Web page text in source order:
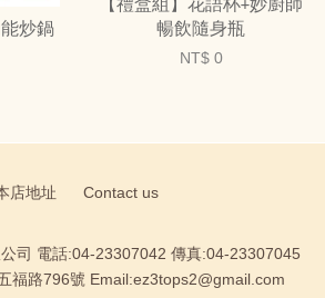
炒鍋
【禮盒組】花語杯+妙廚師
暢飲隨身瓶
NT$ 0
店地址 Contact us
司 電話:04-23307042 傳真:04-23307045
福路796號 Email:ez3tops2@gmail.com